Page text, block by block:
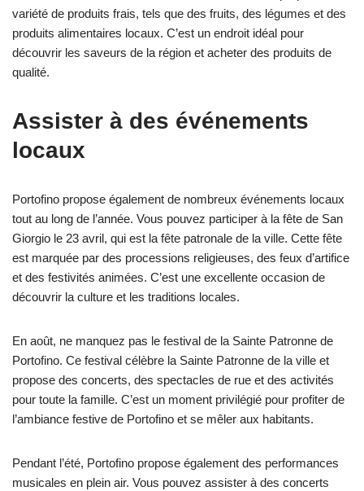
variété de produits frais, tels que des fruits, des légumes et des
produits alimentaires locaux. C’est un endroit idéal pour
découvrir les saveurs de la région et acheter des produits de
qualité.
Assister à des événements
locaux
Portofino propose également de nombreux événements locaux
tout au long de l’année. Vous pouvez participer à la fête de San
Giorgio le 23 avril, qui est la fête patronale de la ville. Cette fête
est marquée par des processions religieuses, des feux d’artifice
et des festivités animées. C’est une excellente occasion de
découvrir la culture et les traditions locales.
En août, ne manquez pas le festival de la Sainte Patronne de
Portofino. Ce festival célèbre la Sainte Patronne de la ville et
propose des concerts, des spectacles de rue et des activités
pour toute la famille. C’est un moment privilégié pour profiter de
l’ambiance festive de Portofino et se mêler aux habitants.
Pendant l’été, Portofino propose également des performances
musicales en plein air. Vous pouvez assister à des concerts